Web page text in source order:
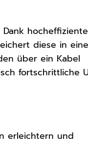
Dank
diese in
über ein Kabel
fortschrittliche
erleichtern und